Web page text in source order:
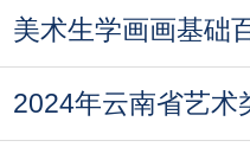
美术生学画画基础